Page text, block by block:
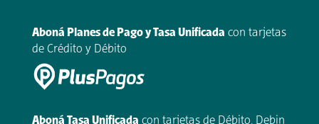
Aboná Planes de Pago y Tasa Unificada con tarjetas
de Crédito y Débito
Aboná Tasa Unificada con tarjetas de Débito, Debin